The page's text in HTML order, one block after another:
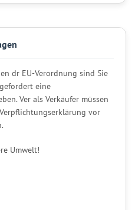
dr EU-Verordnung sind Sie
eine
Ver als Verkäufer müssen
vor
Umwelt!